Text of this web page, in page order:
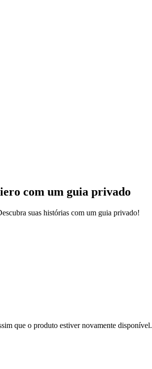
com um guia privado
suas histórias com um guia privado!
que o produto estiver novamente disponível.